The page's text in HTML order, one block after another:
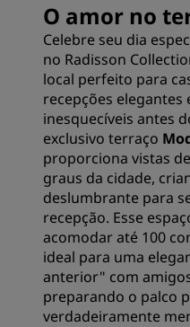
O amor no
Celebre seu dia
no Radisson
local perfeito para
recepções elegantes
inesquecíveis antes
exclusivo terraço
proporciona vistas
graus da cidade,
deslumbrante para
recepção. Esse
acomodar até 100
ideal para uma
anterior" com
preparando o palco
verdadeiramente